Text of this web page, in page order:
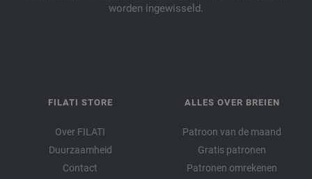
worden ingewisseld.
FILATI STORE
Over FILATI
Duurzaamheid
Contact
ALLES OVER BREIEN
Patroon van de maand
Gratis patronen
Patronen omrekenen